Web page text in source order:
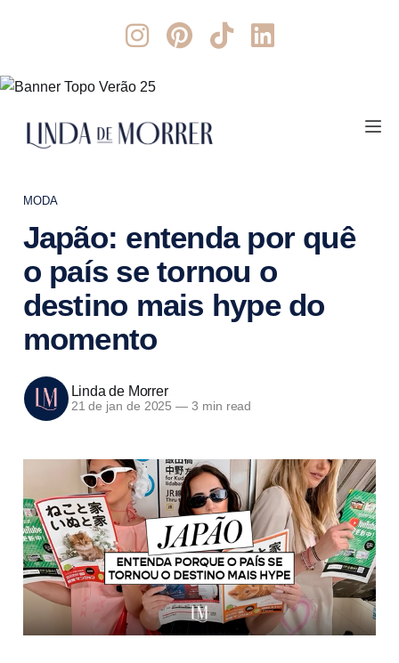
MODA
Japão: entenda por quê
o país se tornou o
destino mais hype do
momento
Linda de Morrer
21 de jan de 2025 — 3 min read